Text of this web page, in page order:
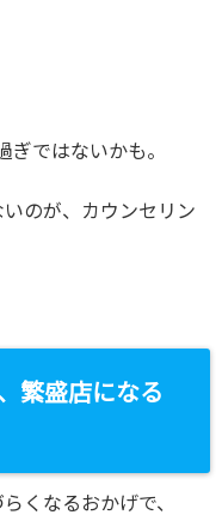
ではないかも。
のが、カウンセリン
繁盛店になる
くなるおかげで、